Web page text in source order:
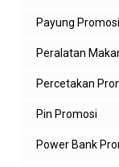
Payung Promosi
Peralatan
Percetakan
Pin Promosi
Power Bank